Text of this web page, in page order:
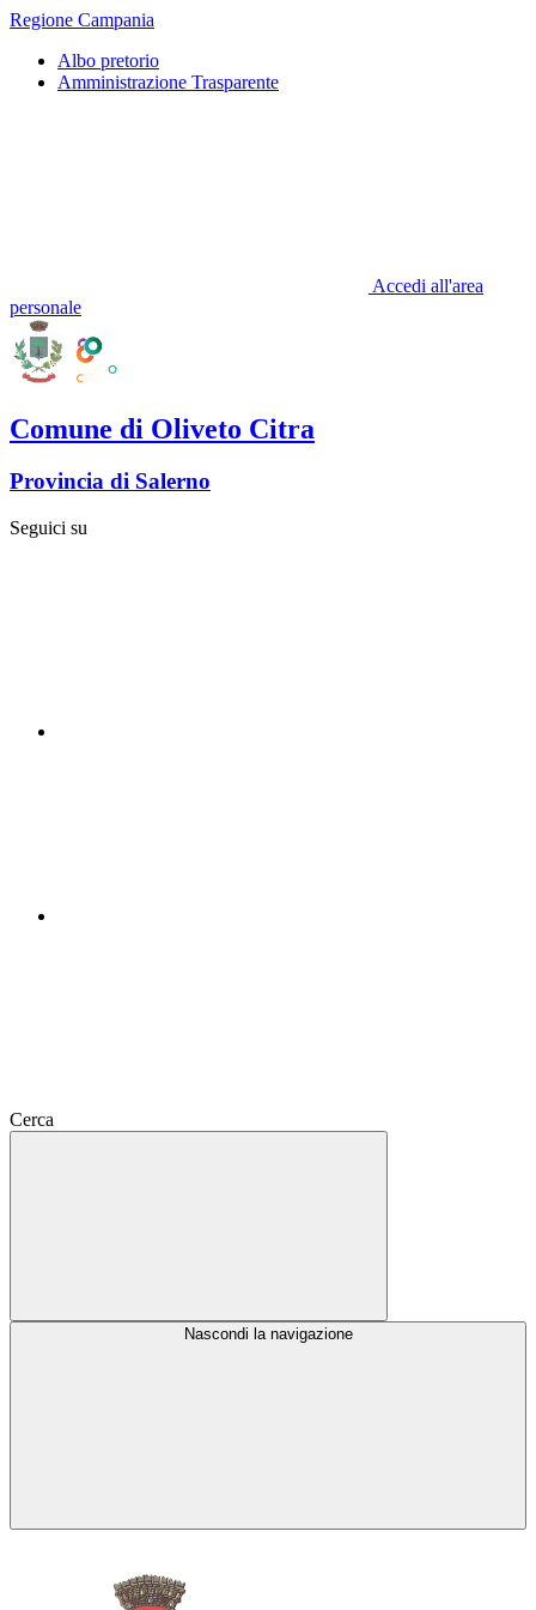
Regione Campania
Albo pretorio
Amministrazione Trasparente
Accedi all'area
personale
Comune di Oliveto Citra
Provincia di Salerno
Seguici su
Cerca
Nascondi la navigazione